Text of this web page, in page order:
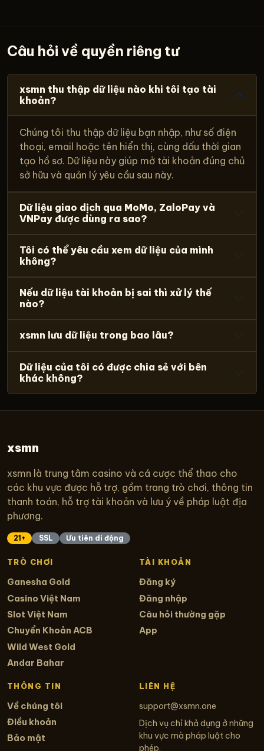
Câu hỏi về quyền riêng tư
xsmn thu thập dữ liệu nào khi tôi tạo tài
khoản?
Chúng tôi thu thập dữ liệu bạn nhập, như số điện
thoại, email hoặc tên hiển thị, cùng dấu thời gian
tạo hồ sơ. Dữ liệu này giúp mở tài khoản đúng chủ
sở hữu và quản lý yêu cầu sau này.
Dữ liệu giao dịch qua MoMo, ZaloPay và
VNPay được dùng ra sao?
Tôi có thể yêu cầu xem dữ liệu của mình
không?
Nếu dữ liệu tài khoản bị sai thì xử lý thế
nào?
xsmn lưu dữ liệu trong bao lâu?
Dữ liệu của tôi có được chia sẻ với bên
khác không?
xsmn
xsmn là trung tâm casino và cá cược thể thao cho
các khu vực được hỗ trợ, gồm trang trò chơi, thông tin
thanh toán, hỗ trợ tài khoản và lưu ý về pháp luật địa
phương.
21+ SSL Ưu tiên di động
TRÒ CHƠI
Ganesha Gold
Casino Việt Nam
Slot Việt Nam
Chuyển Khoản ACB
Wild West Gold
Andar Bahar
TÀI KHOẢN
Đăng ký
Đăng nhập
Câu hỏi thường gặp
App
THÔNG TIN
Về chúng tôi
Điều khoản
Bảo mật
LIÊN HỆ
support@xsmn.one
Dịch vụ chỉ khả dụng ở những
khu vực mà pháp luật cho
phép.